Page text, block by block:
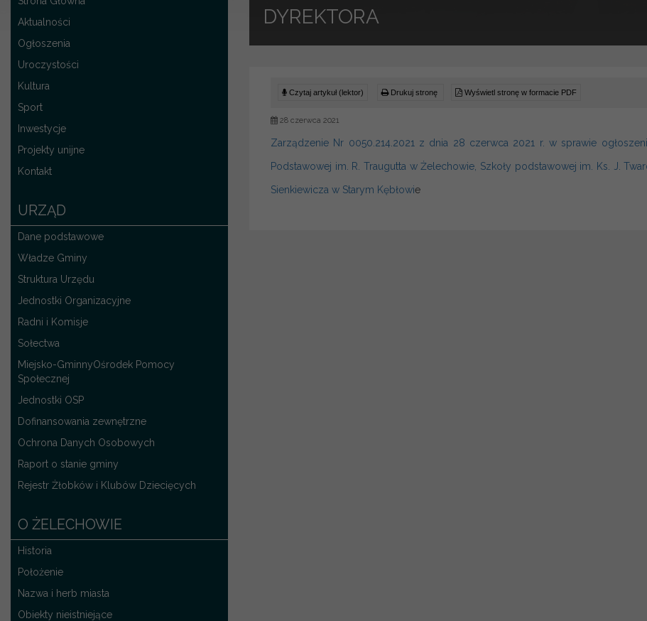
Aktualności
Ogłoszenia
Uroczystości
Kultura
Sport
Inwestycje
Projekty unijne
Kontakt
URZĄD
Dane podstawowe
Władze Gminy
Struktura Urzędu
Jednostki Organizacyjne
Radni i Komisje
Sołectwa
Miejsko-GminnyOśrodek Pomocy
Społecznej
Jednostki OSP
Dofinansowania zewnętrzne
Ochrona Danych Osobowych
Raport o stanie gminy
Rejestr Żłobków i Klubów Dziecięcych
O ŻELECHOWIE
Historia
Położenie
Nazwa i herb miasta
Obiekty nieistniejące
DYREKTORA
Czytaj artykuł (lektor) Drukuj stronę Wyświetl stronę w formacie PDF
28 czerwca 2021
Zarządzenie Nr 0050.214.2021 z dnia 28 czerwca 2021 r. w sprawie
Podstawowej im. R. Traugutta w Żelechowie, Szkoły podstawowej im. Ks. J.
Sienkiewicza w Starym Kębłowie